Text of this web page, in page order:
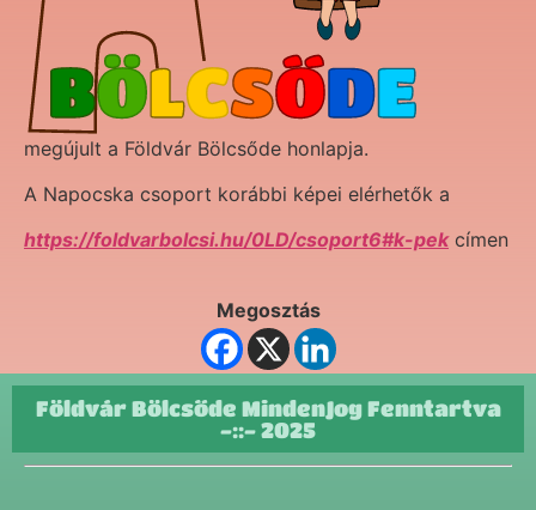
megújult a Földvár Bölcsőde honlapja.
A Napocska csoport korábbi képei elérhetők a
https://foldvarbolcsi.hu/0LD/csoport6#k-pekcímen
Megosztás
Földvár Bölcsőde MindenJog Fenntartva
-::- 2025